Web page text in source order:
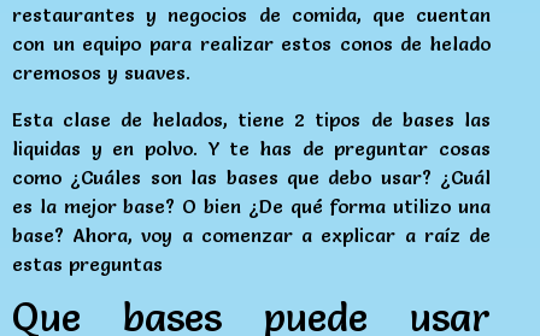
restaurantes y negocios de comida, que cuentan
con un equipo para realizar estos conos de helado
cremosos y suaves.
Esta clase de helados, tiene 2 tipos de bases las
liquidas y en polvo. Y te has de preguntar cosas
como ¿Cuáles son las bases que debo usar? ¿Cuál
es la mejor base? O bien ¿De qué forma utilizo una
base? Ahora, voy a comenzar a explicar a raíz de
estas preguntas
Que bases puede usar